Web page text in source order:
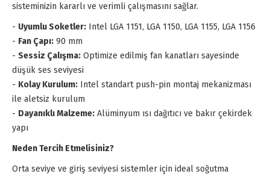
sisteminizin kararlı ve verimli çalışmasını sağlar.
- Uyumlu Soketler: Intel LGA 1151, LGA 1150, LGA 1155, LGA 1156
- Fan Çapı: 90 mm
- Sessiz Çalışma: Optimize edilmiş fan kanatları sayesinde
düşük ses seviyesi
- Kolay Kurulum: Intel standart push-pin montaj mekanizması
ile aletsiz kurulum
- Dayanıklı Malzeme: Alüminyum ısı dağıtıcı ve bakır çekirdek
yapı
Neden Tercih Etmelisiniz?
Orta seviye ve giriş seviyesi sistemler için ideal soğutma